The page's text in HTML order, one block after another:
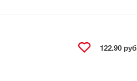
122.90 руб